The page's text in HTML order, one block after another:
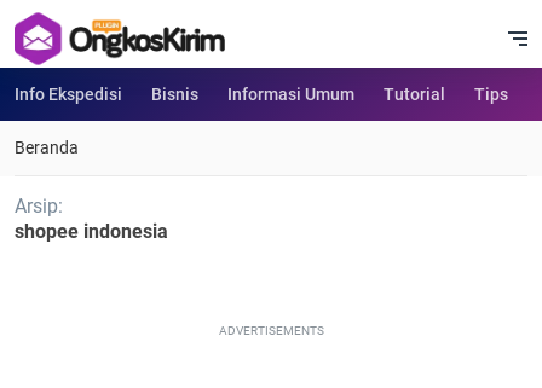
Info Ekspedisi Bisnis Informasi Umum Tutorial Tips
Beranda
Arsip:
shopee indonesia
ADVERTISEMENTS